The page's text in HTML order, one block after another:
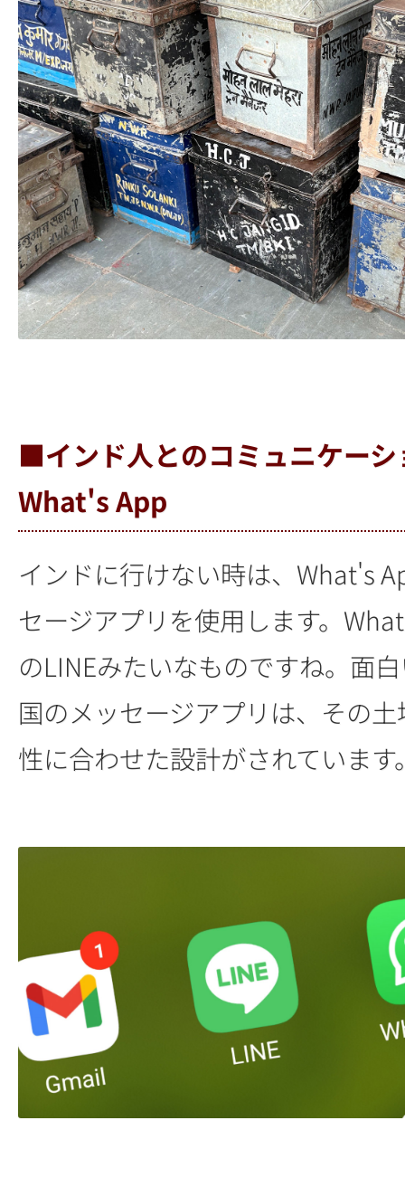
■インド人とのコミュニケーシ
What's App
インドに行けない時は、What's
セージアプリを使用します。
のLINEみたいなものですね。面
国のメッセージアプリは、その
性に合わせた設計がされています